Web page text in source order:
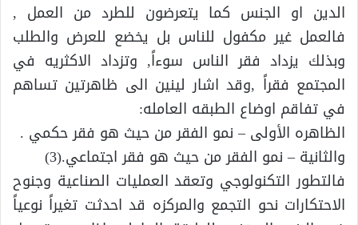
الدين او الجنس كما يتعرضون للطرد من العمل ,
فالعمل غير مكفول للناس بل يخضع للعرض والطلب
وبذلك يزداد فقر الناس سوءاً, وتزداد الاكثريه في
المجتمع فقراً ,وقد اشار لينين الى ظاهرتين تساهم
في تفاقم اوضاع الطبقه العامله:
الظاهره الأولى – نمو الفقر من حيث هو فقر حكمي .
والثانية – نمو الفقر من حيث هو فقر اجتماعي.(3)
فالتطور التكنولوجي وتعقد العمليات الصناعية وجنوح
الاحتكارات نحو التجمع والمركزه قد احدثت تغيراً نوعياً